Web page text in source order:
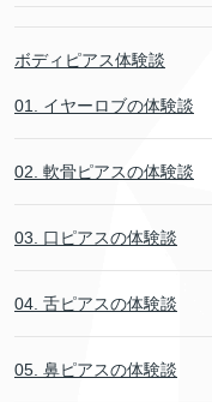
ボディピアス体験談
01. イヤーロブの体験談
02. 軟骨ピアスの体験談
03. 口ピアスの体験談
04. 舌ピアスの体験談
05. 鼻ピアスの体験談